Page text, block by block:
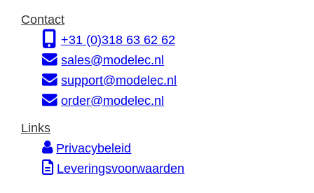
se
s
r
m
a
t
e
Contact
+31 (0)318 63 62 62
sales@modelec.nl
support@modelec.nl
order@modelec.nl
Links
Privacybeleid
Leveringsvoorwaarden